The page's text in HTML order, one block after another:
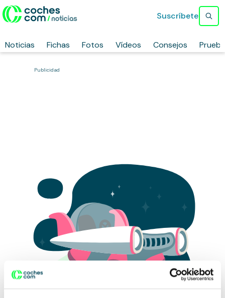
Noticias Fichas Fotos Vídeos Consejos
Suscríbete
Publicidad